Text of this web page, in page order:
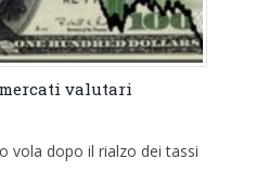
valutari
vola dopo il rialzo dei tassi